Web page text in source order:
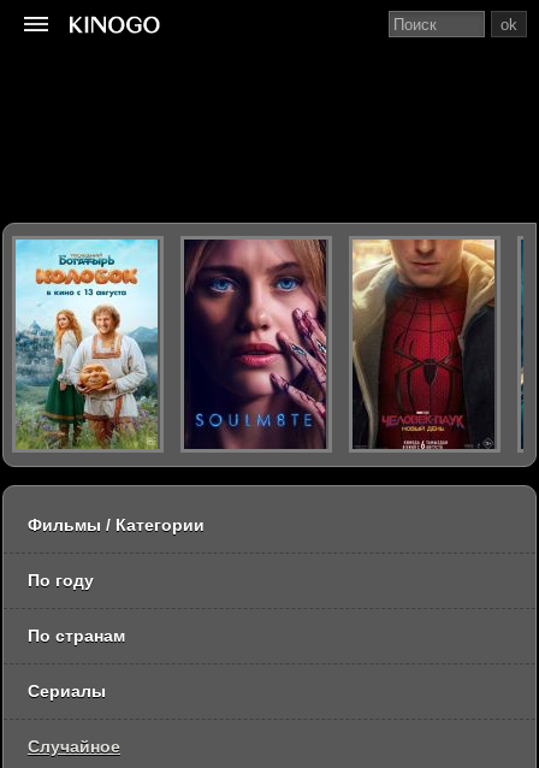
ok
Фильмы / Категории
По году
По странам
Сериалы
Случайное